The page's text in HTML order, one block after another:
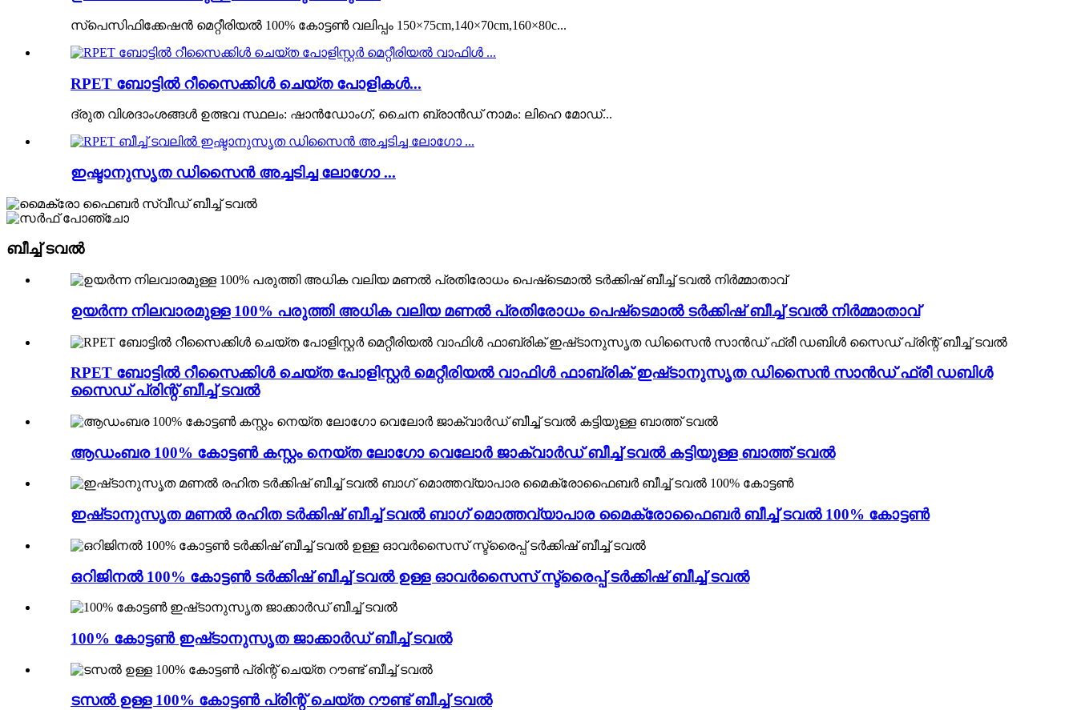
സ്പെസിഫിക്കേഷൻ മെറ്റീരിയൽ 100% കോട്ടൺ വലിപ്പം 150×75cm,140×70cm,160×80c...
RPET ബോട്ടിൽ റീസൈക്കിൾ ചെയ്ത പോളികൾ...
ദ്രുത വിശദാംശങ്ങൾ ഉത്ഭവ സ്ഥലം: ഷാൻഡോംഗ്, ചൈന ബ്രാൻഡ് നാമം: ലിഹെ മോഡ്...
ഇഷ്ടാനുസൃത ഡിസൈൻ അച്ചടിച്ച ലോഗോ ...
ബീച്ച് ടവൽ
ഉയർന്ന നിലവാരമുള്ള 100% പരുത്തി അധിക വലിയ മണൽ പ്രതിരോധം പെഷ്‌ടെമാൽ ടർക്കിഷ് ബീച്ച് ടവൽ നിർമ്മാതാവ്
RPET ബോട്ടിൽ റീസൈക്കിൾ ചെയ്ത പോളിസ്റ്റർ മെറ്റീരിയൽ വാഫിൾ ഫാബ്രിക് ഇഷ്‌ടാനുസൃത ഡിസൈൻ സാൻഡ് ഫ്രീ ഡബിൾ
സൈഡ് പ്രിന്റ് ബീച്ച് ടവൽ
ആഡംബര 100% കോട്ടൺ കസ്റ്റം നെയ്ത ലോഗോ വെലോർ ജാക്വാർഡ് ബീച്ച് ടവൽ കട്ടിയുള്ള ബാത്ത് ടവൽ
ഇഷ്‌ടാനുസൃത മണൽ രഹിത ടർക്കിഷ് ബീച്ച് ടവൽ ബാഗ് മൊത്തവ്യാപാര മൈക്രോഫൈബർ ബീച്ച് ടവൽ 100% കോട്ടൺ
ഒറിജിനൽ 100% കോട്ടൺ ടർക്കിഷ് ബീച്ച് ടവൽ ഉള്ള ഓവർസൈസ് സ്ട്രൈപ്പ് ടർക്കിഷ് ബീച്ച് ടവൽ
100% കോട്ടൺ ഇഷ്‌ടാനുസൃത ജാക്കാർഡ് ബീച്ച് ടവൽ
ടസൽ ഉള്ള 100% കോട്ടൺ പ്രിന്റ് ചെയ്ത റൗണ്ട് ബീച്ച് ടവൽ